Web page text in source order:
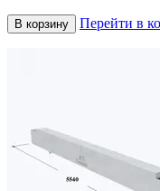
В корзину Перейти в